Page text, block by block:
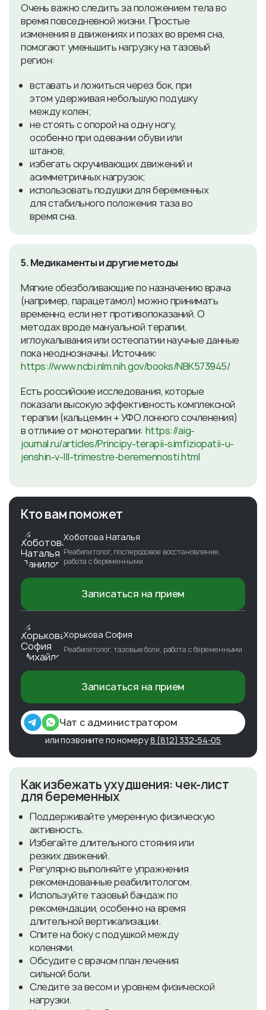
Очень важно следить за положением тела во
время повседневной жизни. Простые
изменения в движениях и позах во время сна,
помогают уменьшить нагрузку на тазовый
регион:
вставать и ложиться через бок, при
этом удерживая небольшую подушку
между колен;
не стоять с опорой на одну ногу,
особенно при одевании обуви или
штанов;
избегать скручивающих движений и
асимметричных нагрузок;
использовать подушки для беременных
для стабильного положения таза во
время сна.
5. Медикаменты и другие методы
Мягкие обезболивающие по назначению врача
(например, парацетамол) можно принимать
временно, если нет противопоказаний. О
методах вроде мануальной терапии,
иглоукалывания или остеопатии научные данные
пока неоднозначны. Источник:
https://www.ncbi.nlm.nih.gov/books/NBK573945/
Есть российские исследования, которые
показали высокую эффективность комплексной
терапии (кальцемин + УФО лонного сочленения)
в отличие от монотерапии: https://aig-
journal.ru/articles/Principy-terapii-simfiziopatii-u-
jenshin-v-III-trimestre-beremennosti.html
Кто вам поможет
Хоботова Наталья
Реабилитолог, послеродовое восстановление,
работа с беременными
Записаться на прием
Хорькова София
Реабилитолог, тазовые боли, работа с беременными
Записаться на прием
Чат с администратором
или позвоните по номеру 8 (812) 332-54-05
Как избежать ухудшения: чек-лист
для беременных
Поддерживайте умеренную физическую
активность.
Избегайте длительного стояния или
резких движений.
Регулярно выполняйте упражнения
рекомендованные реабилитологом.
Используйте тазовый бандаж по
рекомендации, особенно на время
длительной вертикализации.
Спите на боку с подушкой между
коленями.
Обсудите с врачом план лечения
сильной боли.
Следите за весом и уровнем физической
нагрузки.